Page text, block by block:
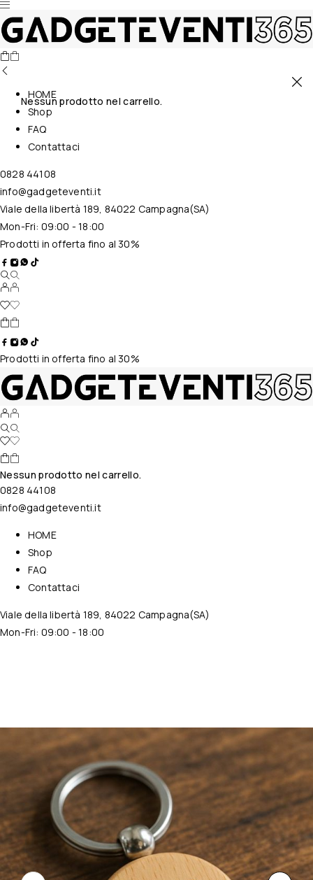
Nessun prodotto nel carrello.
HOME
Shop
FAQ
Contattaci
0828 44108
info@gadgeteventi.it
Viale della libertà 189, 84022 Campagna(SA)
Mon-Fri: 09:00 - 18:00
Prodotti in offerta fino al 30%
Prodotti in offerta fino al 30%
Nessun prodotto nel carrello.
0828 44108
info@gadgeteventi.it
HOME
Shop
FAQ
Contattaci
Viale della libertà 189, 84022 Campagna(SA)
Mon-Fri: 09:00 - 18:00